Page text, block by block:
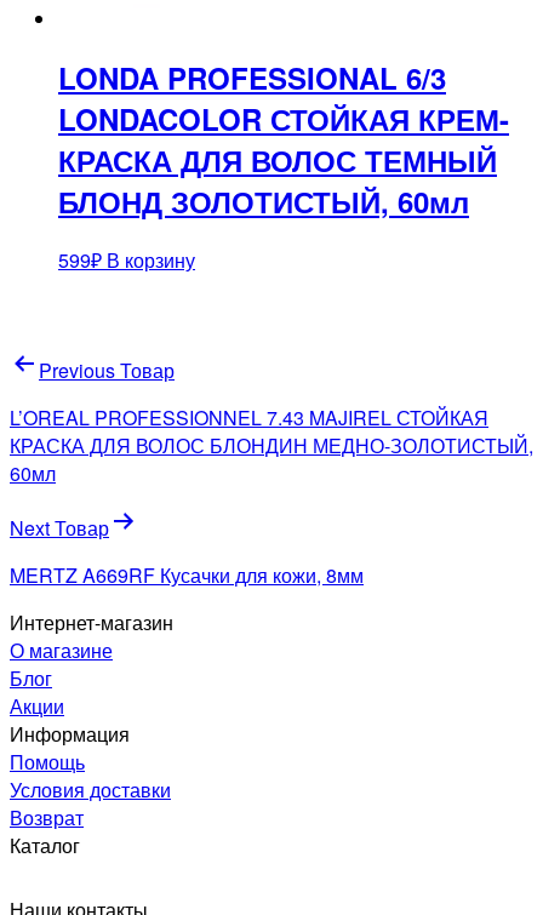
LONDA PROFESSIONAL 6/3
LONDACOLOR СТОЙКАЯ КРЕМ-
КРАСКА ДЛЯ ВОЛОС ТЕМНЫЙ
БЛОНД ЗОЛОТИСТЫЙ, 60мл
599₽ В корзину
Навигация
по
записям
Previous Товар
L’OREAL PROFESSIONNEL 7.43 MAJIREL СТОЙКАЯ
КРАСКА ДЛЯ ВОЛОС БЛОНДИН МЕДНО-ЗОЛОТИСТЫЙ,
60мл
Next Товар
MERTZ A669RF Кусачки для кожи, 8мм
Интернет-магазин
О магазине
Блог
Акции
Информация
Помощь
Условия доставки
Возврат
Каталог